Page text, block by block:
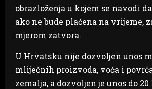
obrazloženja u kojem se navodi
ako ne bude plaćena na vrijeme,
mjerom zatvora.
U Hrvatsku nije dozvoljen unos
mliječnih proizvoda, voća i
zemalja, a dozvoljen je unos do